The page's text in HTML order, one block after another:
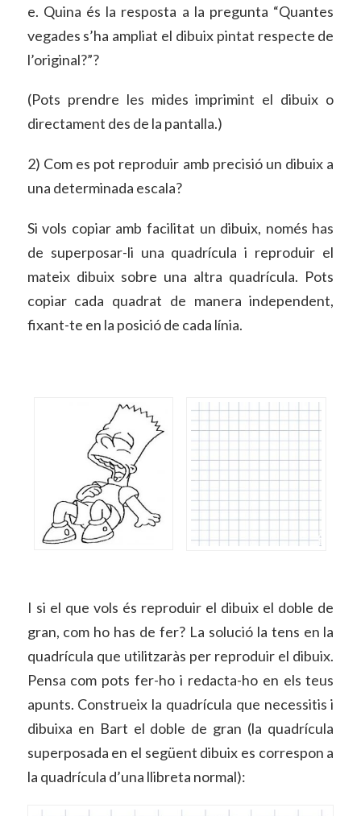
e. Quina és la resposta a la pregunta “Quantes
vegades s’ha ampliat el dibuix pintat respecte de
l’original?”?
(Pots prendre les mides imprimint el dibuix o
directament des de la pantalla.)
2) Com es pot reproduir amb precisió un dibuix a
una determinada escala?
Si vols copiar amb facilitat un dibuix, només has
de superposar-li una quadrícula i reproduir el
mateix dibuix sobre una altra quadrícula. Pots
copiar cada quadrat de manera independent,
fixant-te en la posició de cada línia.
I si el que vols és reproduir el dibuix el doble de
gran, com ho has de fer? La solució la tens en la
quadrícula que utilitzaràs per reproduir el dibuix.
Pensa com pots fer-ho i redacta-ho en els teus
apunts. Construeix la quadrícula que necessitis i
dibuixa en Bart el doble de gran (la quadrícula
superposada en el següent dibuix es correspon a
la quadrícula d’una llibreta normal):